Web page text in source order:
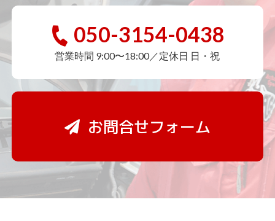
050-3154-0438
営業時間 9:00〜18:00／定休日 日・祝
お問合せフォーム